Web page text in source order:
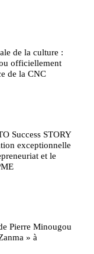
de la culture :
officiellement
de la CNC
Success STORY
exceptionnelle
et le
Pierre Minougou
» à